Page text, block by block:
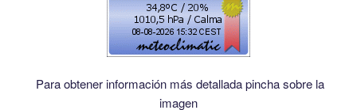
Para obtener información más detallada pincha sobre la
imagen